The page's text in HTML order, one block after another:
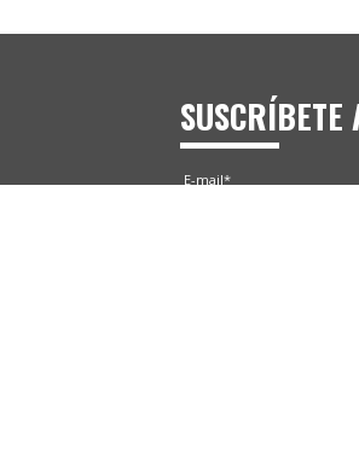
SUSCRÍBETE
E-mail*